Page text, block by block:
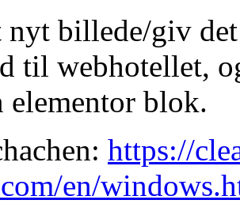
nyt billede/giv
til webhotellet,
elementor blok.
https://
en/